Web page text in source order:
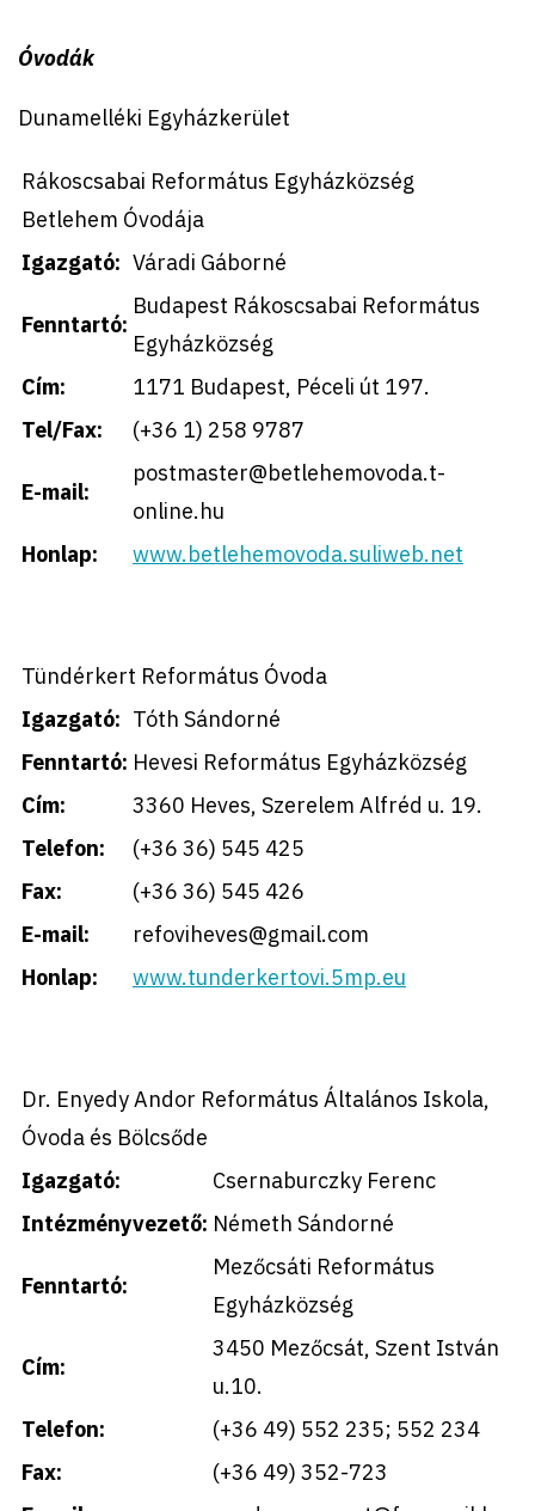
Óvodák
Dunamelléki Egyházkerület
Rákoscsabai Református Egyházközség
Betlehem Óvodája
Igazgató: Váradi Gáborné
Fenntartó:
Budapest Rákoscsabai Református
Egyházközség
Cím:
1171 Budapest, Péceli út 197.
Tel/Fax:
(+36 1) 258 9787
E-mail:
postmaster@betlehemovoda.t-
online.hu
Honlap:
www.betlehemovoda.suliweb.net
Tündérkert Református Óvoda
Igazgató: Tóth Sándorné
Fenntartó: Hevesi Református Egyházközség
Cím:
3360 Heves, Szerelem Alfréd u. 19.
Telefon:
(+36 36) 545 425
Fax:
(+36 36) 545 426
E-mail:
refoviheves@gmail.com
Honlap:
www.tunderkertovi.5mp.eu
Dr. Enyedy Andor Református Általános Iskola,
Óvoda és Bölcsőde
Igazgató:
Csernaburczky Ferenc
Intézményvezető: Németh Sándorné
Fenntartó:
Mezőcsáti Református
Egyházközség
Cím:
3450 Mezőcsát, Szent István
u.10.
Telefon:
(+36 49) 552 235; 552 234
Fax:
(+36 49) 352-723